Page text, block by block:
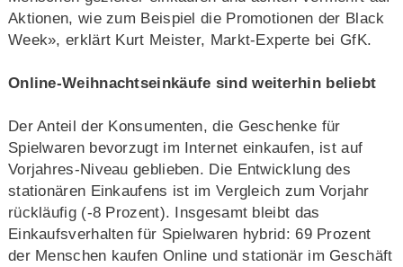
Aktionen, wie zum Beispiel die Promotionen der Black
Week», erklärt Kurt Meister, Markt-Experte bei GfK.
Online-Weihnachtseinkäufe sind weiterhin beliebt
Der Anteil der Konsumenten, die Geschenke für
Spielwaren bevorzugt im Internet einkaufen, ist auf
Vorjahres-Niveau geblieben. Die Entwicklung des
stationären Einkaufens ist im Vergleich zum Vorjahr
rückläufig (-8 Prozent). Insgesamt bleibt das
Einkaufsverhalten für Spielwaren hybrid: 69 Prozent
der Menschen kaufen Online und stationär im Geschäft